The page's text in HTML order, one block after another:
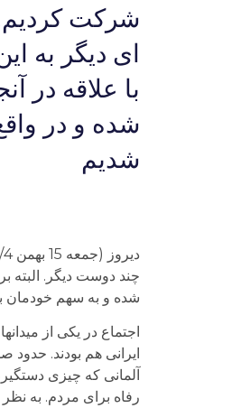
شرکت
ای دیگر به
با علاقه در
شده و در
شدیم
چند دوست دیگر. البته
شده و به سهم خودمان
اجتماع در یکی از
ایرانی هم بودند.
آلمانی که چیزی
رفاه برای مردم. به